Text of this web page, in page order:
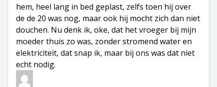
hem, heel lang in bed geplast, zelfs toen hij over
de de 20 was nog, maar ook hij mocht zich dan niet
douchen. Nu denk ik, oke, dat het vroeger bij mijn
moeder thuis zo was, zonder stromend water en
elektriciteit, dat snap ik, maar bij ons was dat niet
echt nodig.